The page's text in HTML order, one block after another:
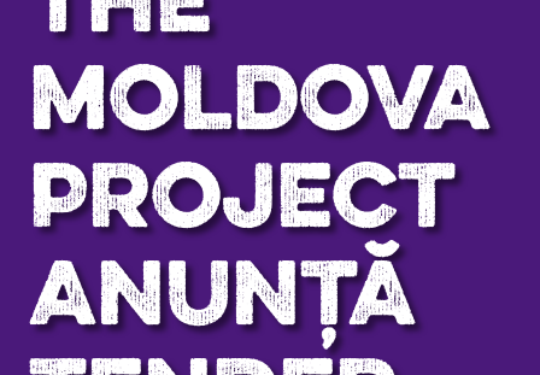
MOLDOVA
PROJECT
ANUNȚĂ